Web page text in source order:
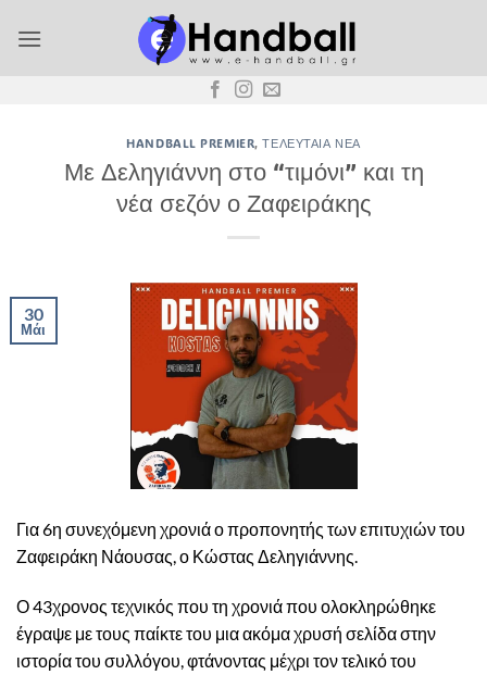
στο
HANDBALL PREMIER,ΤΕΛΕΥΤΑΊΑ ΝΈΑ
Με Δεληγιάννη στο “τιμόνι” και τη
νέα σεζόν ο Ζαφειράκης
30
Μάι
Για 6η συνεχόμενη χρονιά ο προπονητής των επιτυχιών του
Ζαφειράκη Νάουσας, ο Κώστας Δεληγιάννης.
Ο 43χρονος τεχνικός που τη χρονιά που ολοκληρώθηκε
έγραψε με τους παίκτε του μια ακόμα χρυσή σελίδα στην
ιστορία του συλλόγου, φτάνοντας μέχρι τον τελικό του